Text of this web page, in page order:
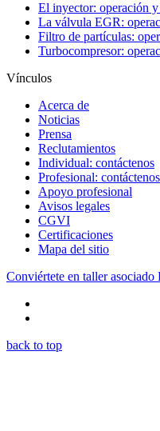
El inyector: operación
La válvula EGR:
Filtro de partículas:
Turbocompresor:
Vínculos
Acerca de
Noticias
Prensa
Reclutamientos
Individual: contáctenos
Profesional: contáctenos
Apoyo profesional
Avisos legales
CGVI
Certificaciones
Mapa del sitio
Conviértete en taller asociado
back to top